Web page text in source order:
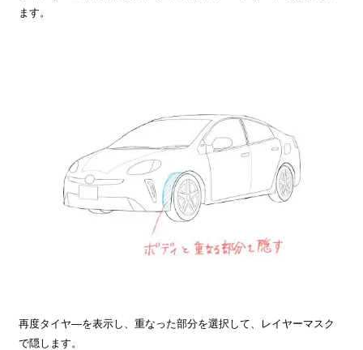
ます。
再度タイヤ―を表示し、重なった部分を選択して、レイヤーマスク
で隠します。